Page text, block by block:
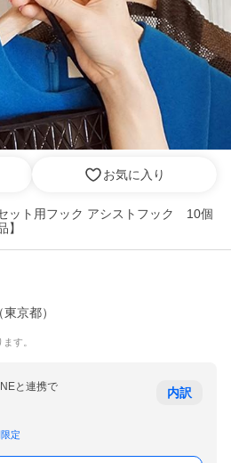
お気に入り
ット用フック アシストフック 10個
】
（東京都）
す。
と連携で
定
内訳